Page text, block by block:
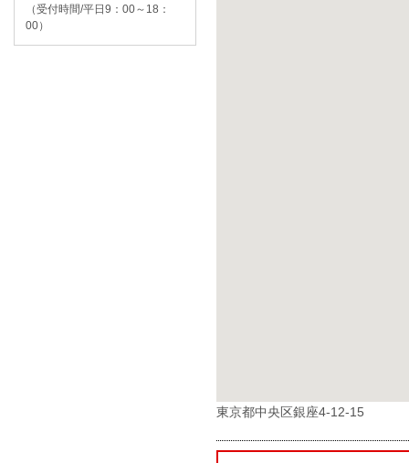
（受付時間/平日9：00～18：
00）
東京都中央区銀座4-12-15